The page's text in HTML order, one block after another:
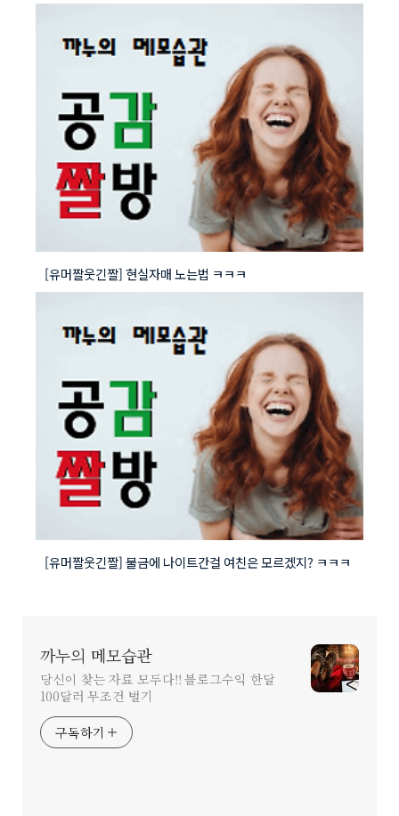
[유머짤웃긴짤] 현실자매 노는법 ㅋㅋㅋ
[유머짤웃긴짤] 불금에 나이트간걸 여친은 모르겠지? ㅋㅋㅋ
까누의 메모습관
당신이 찾는 자료 모두다!! 블로그수익 한달
100달러 무조건 벌기
구독하기